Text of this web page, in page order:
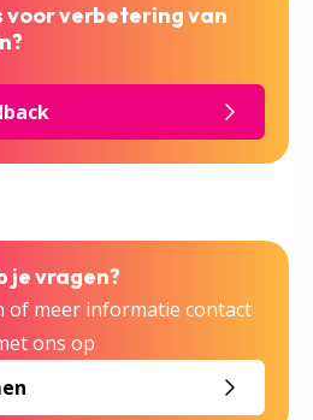
voor verbetering van
je vragen?
of meer informatie contact
ons op